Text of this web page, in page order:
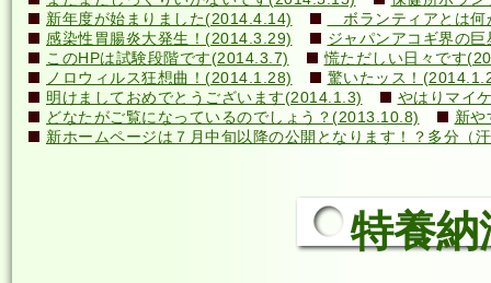
新年度が始まりました(2014.4.14)
ボランティアとは
感染性胃腸炎大発生！(2014.3.29)
ジャパンアコギ界の
このHPは試験段階です(2014.3.7)
慌ただしい日々です
ノロウィルス狂想曲！(2014.1.28)
驚いたッス！
明けましておめでとうございます(2014.1.3)
やはりマイ
どなたがご覧になっているのでしょう？(2013.10.8)
新や
新ホームページは７月中旬以降の公開となります！？多分
特養